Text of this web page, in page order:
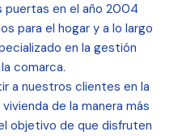
puertas en el año 2004
para el hogar y a lo largo
en la gestión
comarca.
a nuestros clientes en la
de la manera más
objetivo de que disfruten